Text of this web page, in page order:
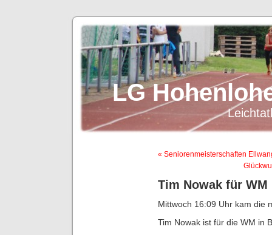
LG
« Seniorenmeisterschaften
Tim Nowak für
Mittwoch 16:09 Uhr kam die
Tim Nowak ist für die WM in